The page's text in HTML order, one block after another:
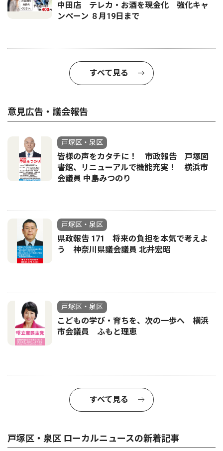
中田店 テレカ・お酒を現金化 強化キャ
ンペーン ８月19日まで
すべて見る
意見広告・議会報告
戸塚区・泉区
皆様の声をカタチに！ 市政報告 戸塚図
書館、リニューアルで機能充実！ 横浜市
会議員 中島みつのり
戸塚区・泉区
県政報告 171 将来の負担を本気で考えよ
う 神奈川県議会議員 北井宏昭
戸塚区・泉区
こどもの学び・育ちを、次の一歩へ 横浜
市会議員 ふもと理恵
すべて見る
戸塚区・泉区 ローカルニュースの新着記事